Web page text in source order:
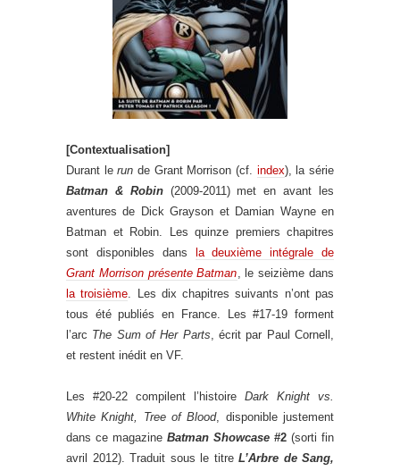
[Contextualisation]
Durant lerun de Grant Morrison (cf. index), la série
Batman & Robin(2009-2011) met en avant les
aventures de Dick Grayson et Damian Wayne en
Batman et Robin. Les quinze premiers chapitres
sont disponibles dans
la deuxième intégrale de
Grant Morrison présente Batman, le seizième dans
la troisième. Les dix chapitres suivants n’ont pas
tous été publiés en France. Les #17-19 forment
l’arc The Sum of Her Parts, écrit par Paul Cornell,
et restent inédit en VF.
Les #20-22 compilent l’histoire Dark Knight vs.
White Knight, Tree of Blood, disponible justement
dans ce magazine Batman Showcase #2 (sorti fin
avril 2012). Traduit sous le titre L’Arbre de Sang,